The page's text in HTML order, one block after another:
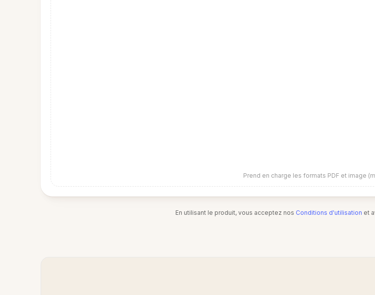
Prend en charge les formats PDF et image
En utilisant le produit, vous acceptez nos Conditions d'utilisation et